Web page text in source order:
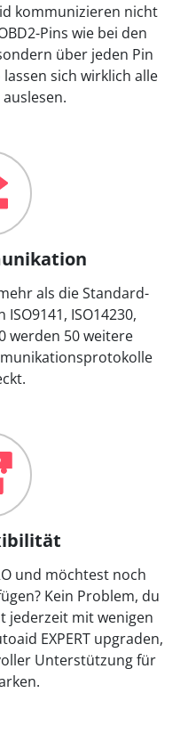
kommunizieren nicht
Pins wie bei den
über jeden Pin
sich wirklich alle
als die Standard-
ISO14230,
werden 50 weitere
und möchtest noch
Kein Problem, du
jederzeit mit wenigen
EXPERT upgraden,
Unterstützung für